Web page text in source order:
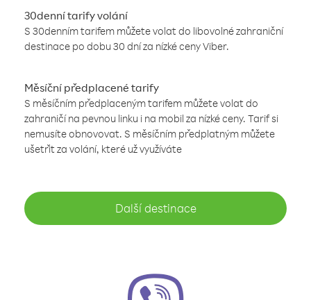
30denní tarify volání
S 30denním tarifem můžete volat do libovolné zahraniční
destinace po dobu 30 dní za nízké ceny Viber.
Měsíční předplacené tarify
S měsíčním předplaceným tarifem můžete volat do
zahraničí na pevnou linku i na mobil za nízké ceny. Tarif si
nemusíte obnovovat. S měsíčním předplatným můžete
ušetřit za volání, které už využíváte
Další destinace